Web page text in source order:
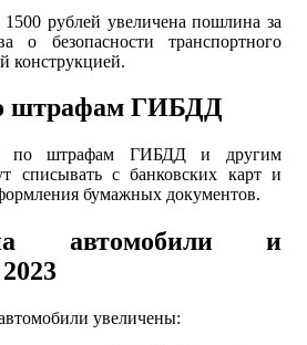
рублей увеличена пошлина за
о безопасности транспортного
конструкцией.
штрафам ГИБДД
по штрафам ГИБДД и другим
списывать с банковских карт и
бумажных документов.
автомобили и
увеличены: